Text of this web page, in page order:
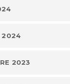
2024
2023